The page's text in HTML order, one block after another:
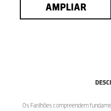
AMPLIAR
Os Farilhões compreendem